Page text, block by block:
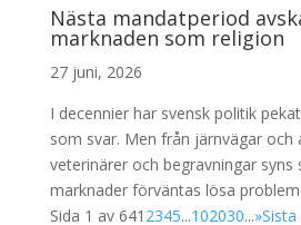
Nästa mandatperiod
marknaden som religion
27 juni, 2026
I decennier har svensk politik
som svar. Men från järnvägar och
veterinärer och begravningar
marknader förväntas lösa
Sida 1 av 641 2345...102030...»Sista